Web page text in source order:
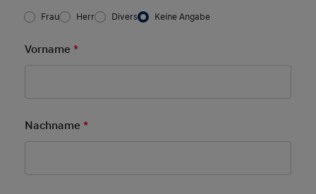
Frau/Herr *
Frau Herr Divers Keine Angabe
Vorname *Pflichtfeld
Nachname *Pflichtfeld